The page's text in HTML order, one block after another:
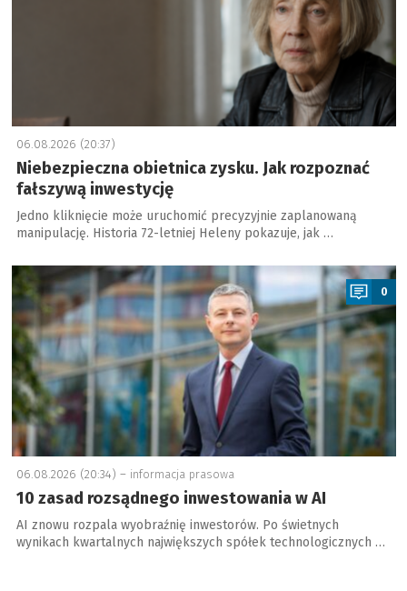
06.08.2026 (20:37)
Niebezpieczna obietnica zysku. Jak rozpoznać
fałszywą inwestycję
Jedno kliknięcie może uruchomić precyzyjnie zaplanowaną
manipulację. Historia 72-letniej Heleny pokazuje, jak …
a
0
06.08.2026 (20:34) – informacja prasowa
10 zasad rozsądnego inwestowania w AI
AI znowu rozpala wyobraźnię inwestorów. Po świetnych
wynikach kwartalnych największych spółek technologicznych …